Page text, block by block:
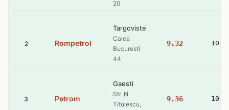
20
2 Rompetrol
Targoviste
Calea
Bucuresti
44
9.32
3 Petrom
Gaesti
Str. N.
Titulescu,
9.36